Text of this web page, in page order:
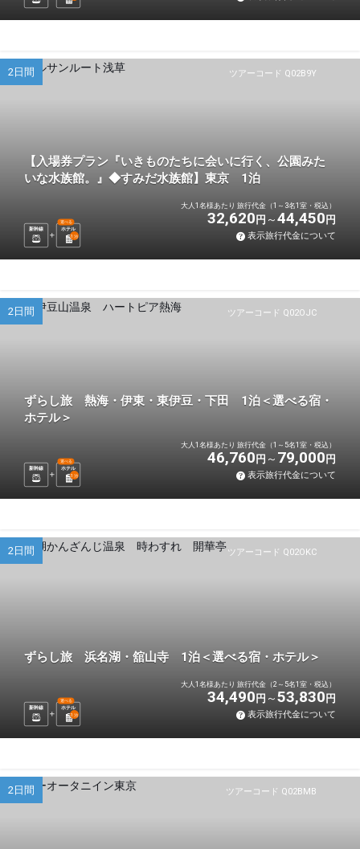
ツアーコード Q02B9Y
2日間
【入場券プラン『いきものたちに会いに行く、公園みた
いな水族館。』◆すみだ水族館】東京 1泊
新幹線 ホテル
選べる
1 泊
大人1名様あたり 旅行代金（1～3名1室・税込）
32,620 円 44,450 円
表示旅行代金について
ツアーコード Q02OJC
2日間
ずらし旅 熱海・伊東・東伊豆・下田 1泊＜選べる宿・
ホテル＞
新幹線 ホテル
選べる
1 泊
大人1名様あたり 旅行代金（1～5名1室・税込）
46,760 円 79,000 円
表示旅行代金について
ツアーコード Q02OKC
2日間
ずらし旅 浜名湖・舘山寺 1泊＜選べる宿・ホテル＞
新幹線 ホテル
選べる
1 泊
大人1名様あたり 旅行代金（2～5名1室・税込）
34,490 円 53,830 円
表示旅行代金について
ツアーコード Q02BMB
2日間